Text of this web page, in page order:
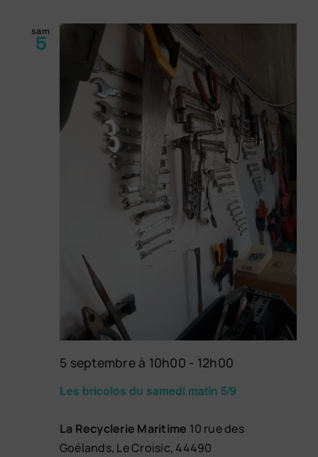
sam
5
Les bricolos du samedi matin 5/9
5 septembre à 10h00 - 12h00
La Recyclerie Maritime 10 rue des
Goélands, Le Croisic, 44490